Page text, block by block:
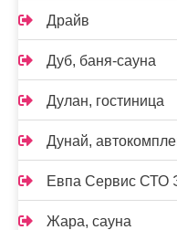
Драйв
Дуб, баня-сауна
Дулан, гостиница
Дунай,
Евпа Сервис СТО
Жара, сауна